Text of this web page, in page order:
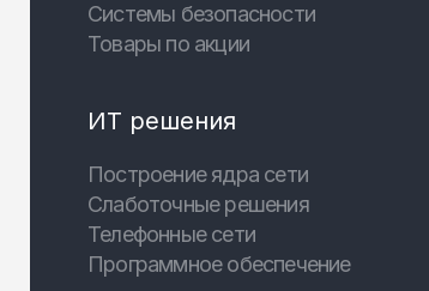
Системы безопасности
Товары по акции
ИТ решения
Построение ядра сети
Слаботочные решения
Телефонные сети
Программное обеспечение